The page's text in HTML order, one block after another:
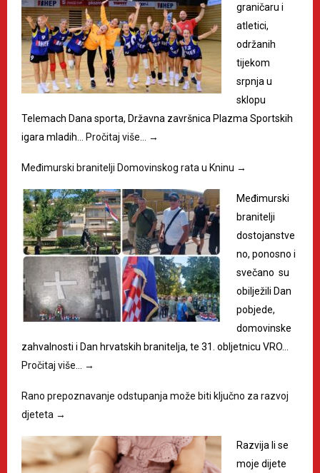
graničaru i
atletici,
održanih
tijekom
srpnja u
sklopu
Telemach Dana sporta, Državna završnica Plazma Sportskih
igara mladih…
Pročitaj više… →
Međimurski branitelji Domovinskog rata u Kninu →
Međimurski
branitelji
dostojanstve
no, ponosno i
svečano su
obilježili Dan
pobjede,
domovinske
zahvalnosti i Dan hrvatskih branitelja, te 31. obljetnicu VRO…
Pročitaj više…
→
Rano prepoznavanje odstupanja može biti ključno za razvoj
djeteta →
Razvija li se
moje dijete